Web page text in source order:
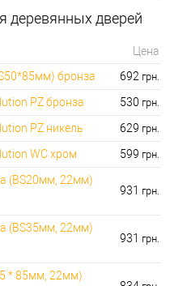
290.00 грн. самый дорогой:
600.00 грн. самый дорогой:
660.00 грн.
деревянных дверей
Цена
бронза
692 грн.
PZ бронза 530 грн.
PZ никель 629 грн.
WC хром 599 грн.
(BS20мм, 22мм)
931 грн.
(BS35мм, 22мм)
931 грн.
* 85мм, 22мм)